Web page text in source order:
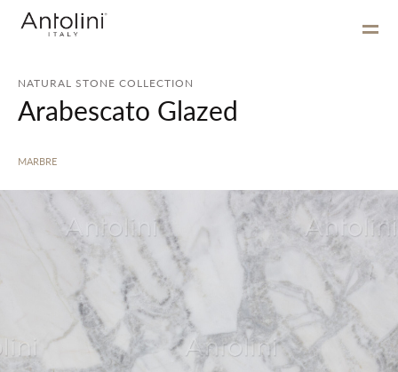
NATURAL STONE COLLECTION
Arabescato Glazed
MARBRE